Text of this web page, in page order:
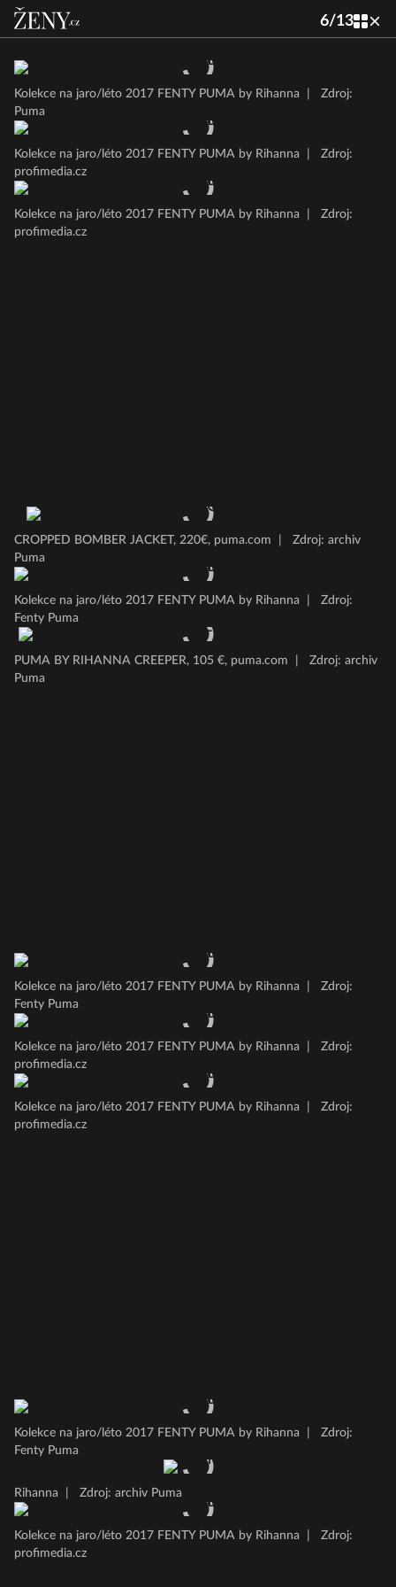
6/13
Kolekce na jaro/léto 2017 FENTY PUMA by Rihanna
Zdroj:
Puma
Kolekce na jaro/léto 2017 FENTY PUMA by Rihanna
Zdroj:
profimedia.cz
Kolekce na jaro/léto 2017 FENTY PUMA by Rihanna
Zdroj:
profimedia.cz
CROPPED BOMBER JACKET, 220€, puma.com
Zdroj: archiv
Puma
Kolekce na jaro/léto 2017 FENTY PUMA by Rihanna
Zdroj:
Fenty Puma
PUMA BY RIHANNA CREEPER, 105 €, puma.com
Zdroj: archiv
Puma
Kolekce na jaro/léto 2017 FENTY PUMA by Rihanna
Zdroj:
Fenty Puma
Kolekce na jaro/léto 2017 FENTY PUMA by Rihanna
Zdroj:
profimedia.cz
Kolekce na jaro/léto 2017 FENTY PUMA by Rihanna
Zdroj:
profimedia.cz
Kolekce na jaro/léto 2017 FENTY PUMA by Rihanna
Zdroj:
Fenty Puma
Rihanna Zdroj: archiv Puma
Kolekce na jaro/léto 2017 FENTY PUMA by Rihanna
Zdroj:
profimedia.cz